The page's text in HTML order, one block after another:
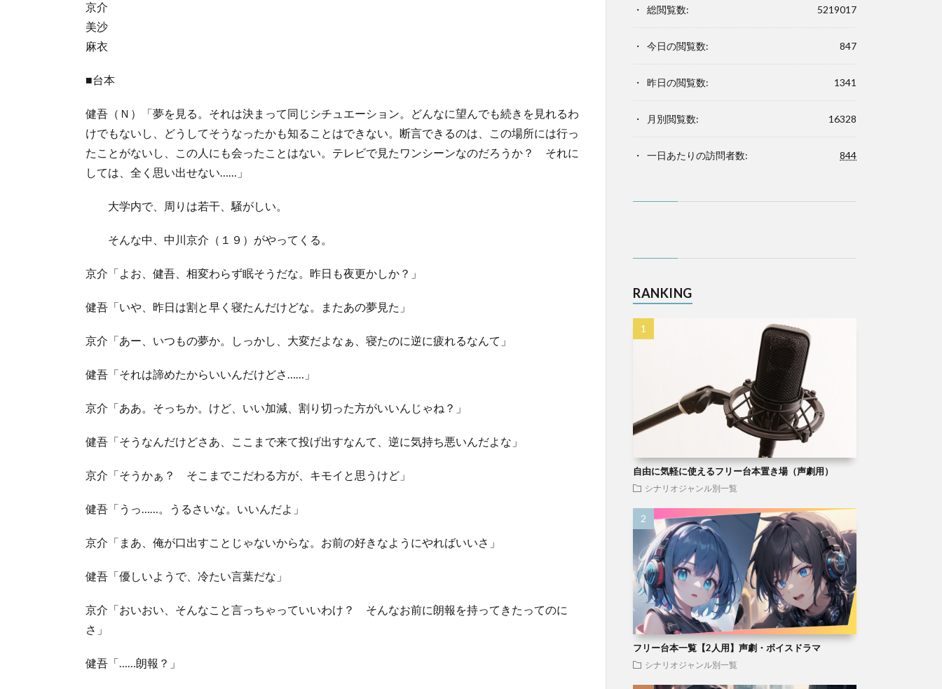
京介
美沙
麻衣
■台本
健吾（Ｎ）「夢を見る。それは決まって同じシチュエーション。どんなに望んでも続きを見れるわ
けでもないし、どうしてそうなったかも知ることはできない。断言できるのは、この場所には行っ
たことがないし、この人にも会ったことはない。テレビで見たワンシーンなのだろうか？ それに
しては、全く思い出せない……」
大学内で、周りは若干、騒がしい。
そんな中、中川京介（１９）がやってくる。
京介「よお、健吾、相変わらず眠そうだな。昨日も夜更かしか？」
健吾「いや、昨日は割と早く寝たんだけどな。またあの夢見た」
京介「あー、いつもの夢か。しっかし、大変だよなぁ、寝たのに逆に疲れるなんて」
健吾「それは諦めたからいいんだけどさ……」
京介「ああ。そっちか。けど、いい加減、割り切った方がいいんじゃね？」
健吾「そうなんだけどさあ、ここまで来て投げ出すなんて、逆に気持ち悪いんだよな」
京介「そうかぁ？ そこまでこだわる方が、キモイと思うけど」
健吾「うっ……。うるさいな。いいんだよ」
京介「まあ、俺が口出すことじゃないからな。お前の好きなようにやればいいさ」
健吾「優しいようで、冷たい言葉だな」
京介「おいおい、そんなこと言っちゃっていいわけ？ そんなお前に朗報を持ってきたってのに
さ」
健吾「……朗報？」
5219017
総閲覧数:
847
今日の閲覧数:
1341
昨日の閲覧数:
16328
月別閲覧数:
844
一日あたりの訪問者数:
RANKING
自由に気軽に使えるフリー台本置き場（声劇用）
シナリオジャンル別一覧
フリー台本一覧【2人用】声劇・ボイスドラマ
シナリオジャンル別一覧